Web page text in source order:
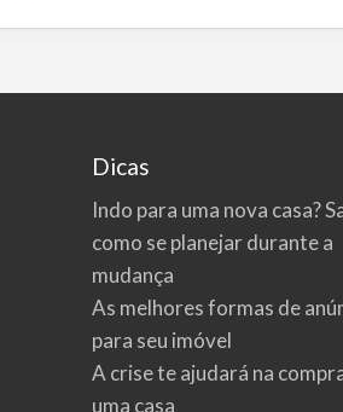
Dicas
Indo para uma nova casa?
como se planejar durante a
mudança
As melhores formas de
para seu imóvel
A crise te ajudará na
uma casa